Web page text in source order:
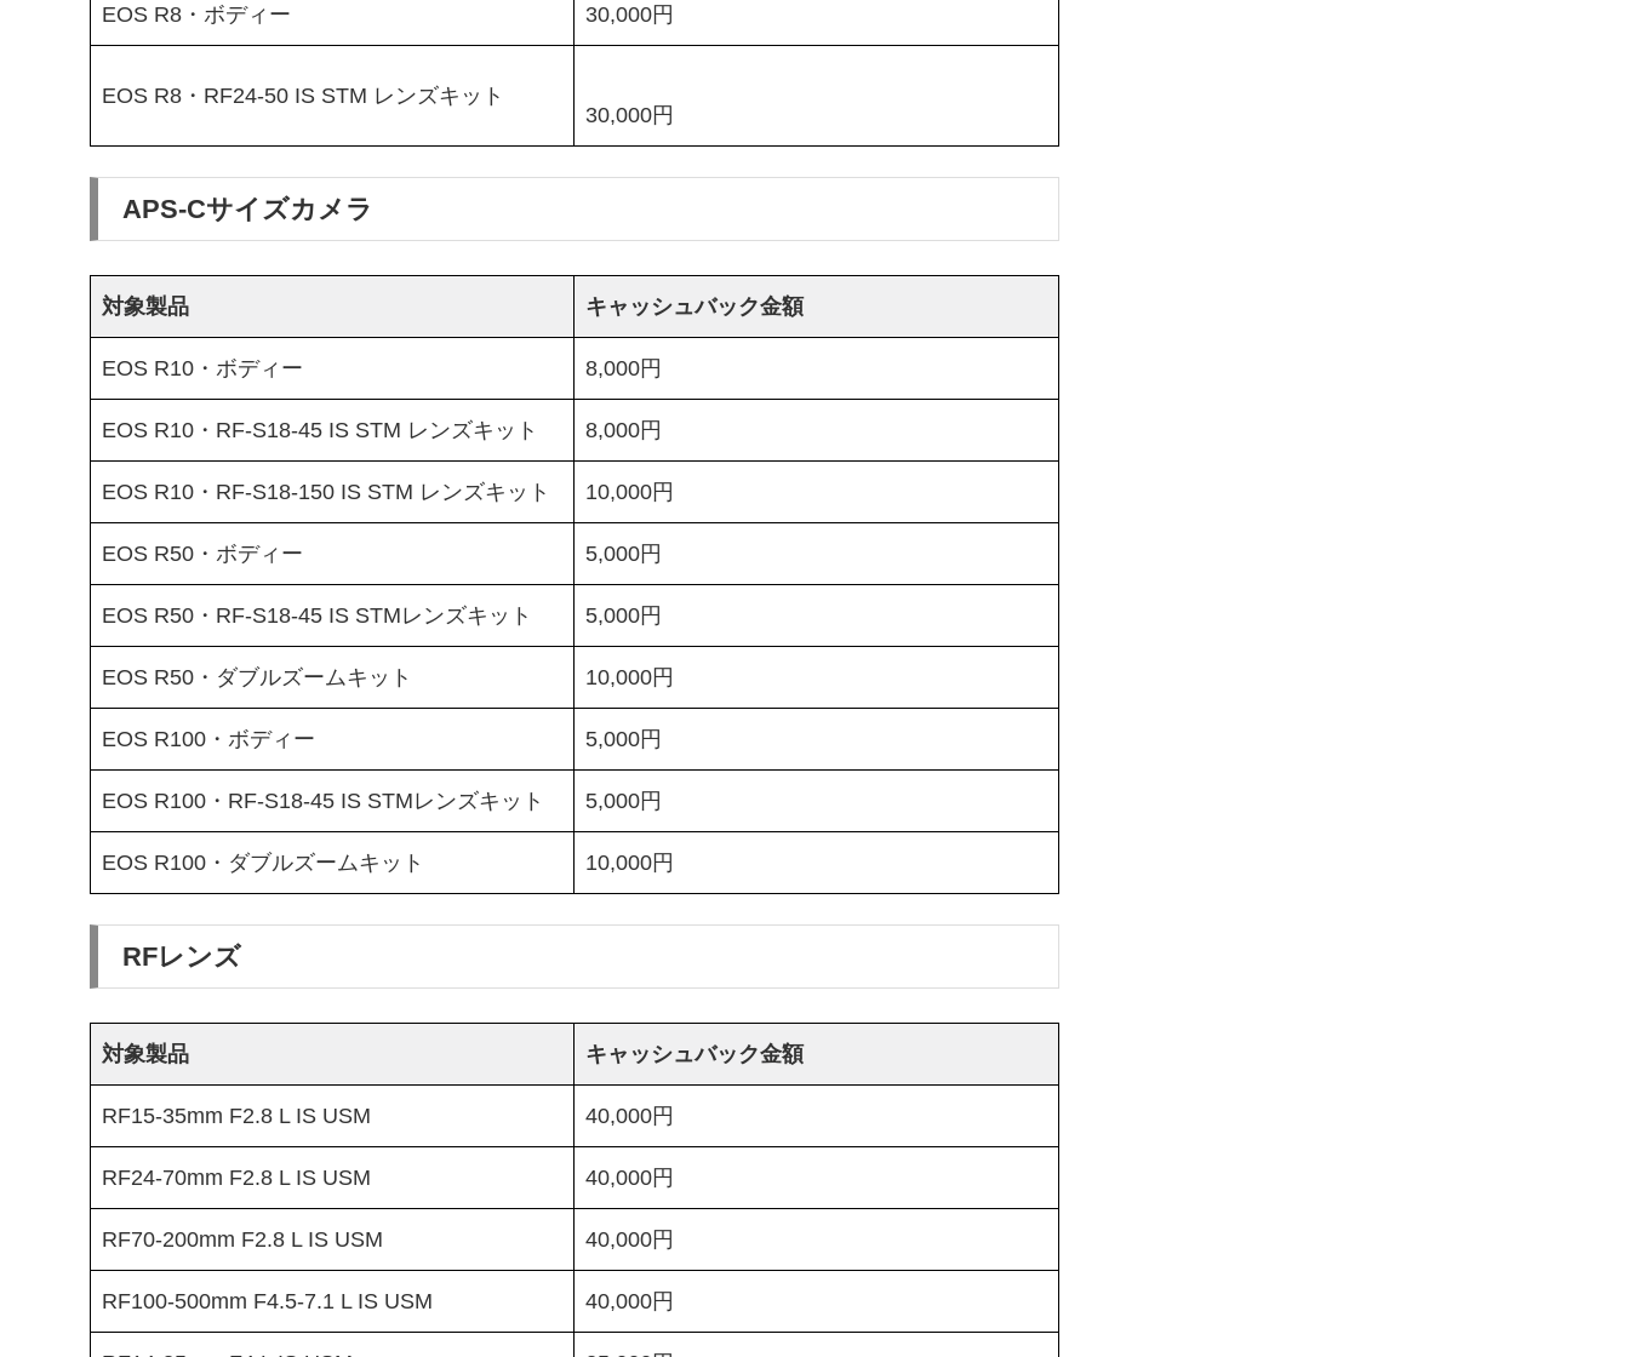
EOS R8・ボディー 30,000円
EOS R8・RF24-50 IS STM レンズキット
30,000円
APS-Cサイズカメラ
対象製品 キャッシュバック金額
EOS R10・ボディー 8,000円
EOS R10・RF-S18-45 IS STM レンズキット 8,000円
EOS R10・RF-S18-150 IS STM レンズキット 10,000円
EOS R50・ボディー 5,000円
EOS R50・RF-S18-45 IS STMレンズキット 5,000円
EOS R50・ダブルズームキット 10,000円
EOS R100・ボディー 5,000円
EOS R100・RF-S18-45 IS STMレンズキット 5,000円
EOS R100・ダブルズームキット 10,000円
RFレンズ
対象製品 キャッシュバック金額
RF15-35mm F2.8 L IS USM 40,000円
RF24-70mm F2.8 L IS USM 40,000円
RF70-200mm F2.8 L IS USM 40,000円
RF100-500mm F4.5-7.1 L IS USM 40,000円